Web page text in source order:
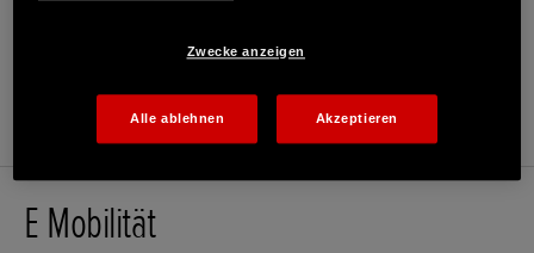
Motorrad/Roller (über 125ccm)
E Mobilität
Zwecke anzeigen
Alle ablehnen Akzeptieren